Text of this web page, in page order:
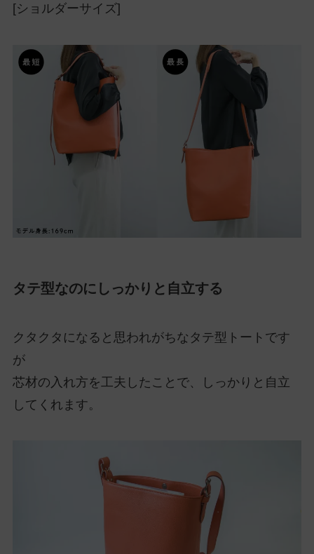
[ショルダーサイズ]
タテ型なのにしっかりと自立する
クタクタになると思われがちなタテ型トートです
が
芯材の入れ方を工夫したことで、しっかりと自立
してくれます。